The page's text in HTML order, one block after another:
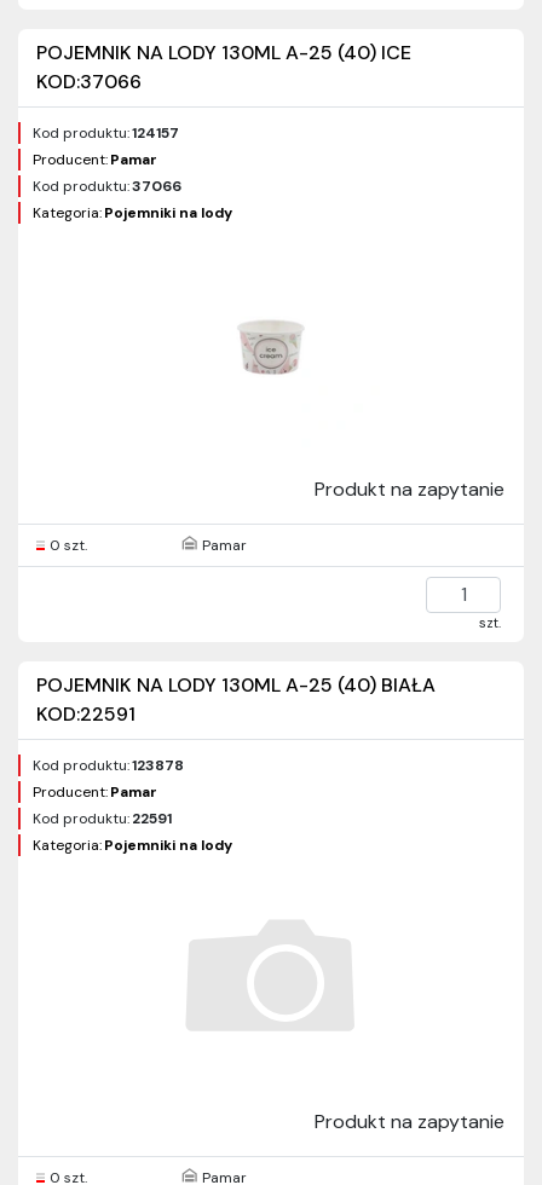
POJEMNIK NA LODY 130ML A-25 (40) ICE
KOD:37066
Kod produktu:124157
Producent:Pamar
Kod produktu:37066
Kategoria:Pojemniki na lody
Produkt na zapytanie
0 szt. Pamar
szt.
POJEMNIK NA LODY 130ML A-25 (40) BIAŁA
KOD:22591
Kod produktu:123878
Producent:Pamar
Kod produktu:22591
Kategoria:Pojemniki na lody
Produkt na zapytanie
0 szt. Pamar